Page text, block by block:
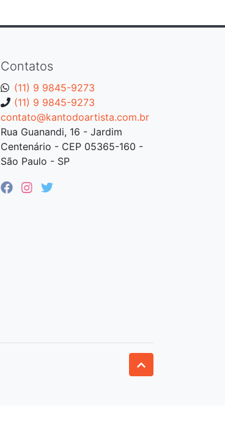
Contatos
(11) 9 9845-9273
(11) 9 9845-9273
contato@kantodoartista.com.br
Rua Guanandi, 16 - Jardim
Centenário - CEP 05365-160 -
São Paulo - SP